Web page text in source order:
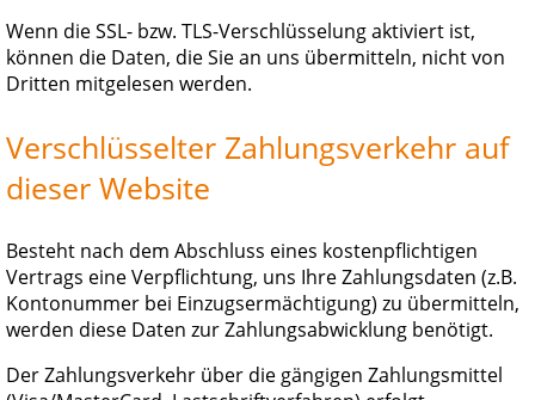
Wenn die SSL- bzw. TLS-Verschlüsselung aktiviert ist,
können die Daten, die Sie an uns übermitteln, nicht von
Dritten mitgelesen werden.
Verschlüsselter Zahlungsverkehr auf
dieser Website
Besteht nach dem Abschluss eines kostenpflichtigen
Vertrags eine Verpflichtung, uns Ihre Zahlungsdaten (z.B.
Kontonummer bei Einzugsermächtigung) zu übermitteln,
werden diese Daten zur Zahlungsabwicklung benötigt.
Der Zahlungsverkehr über die gängigen Zahlungsmittel